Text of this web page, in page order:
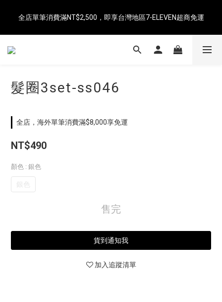
西亞）
全店單筆消費滿NT$2,500，即享台灣地區7-ELEVEN超商免運
即日起消費滿NT$8,000免運（中國、香港、澳門、新加坡、馬來
髮圈3set-ss046
全店，海外單筆消費滿$8,000享免運
NT$490
顏色 : 銀色
銀色
售完
貨到通知我
加入追蹤清單